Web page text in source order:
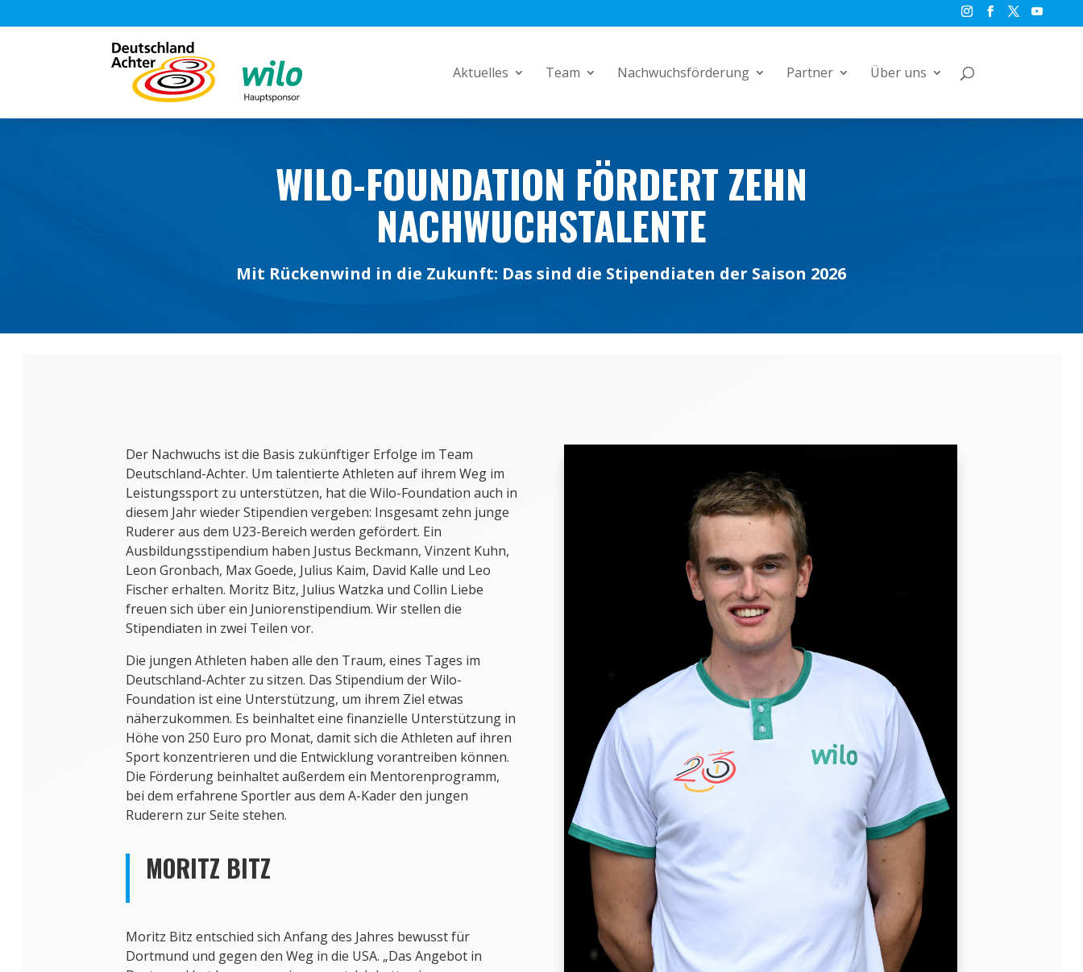
Aktuelles Team Nachwuchsförderung Partner Über uns
WILO-FOUNDATION FÖRDERT ZEHN
NACHWUCHSTALENTE
Mit Rückenwind in die Zukunft: Das sind die Stipendiaten der Saison 2026
Der Nachwuchs ist die Basis zukünftiger Erfolge im Team
Deutschland-Achter. Um talentierte Athleten auf ihrem Weg im
Leistungssport zu unterstützen, hat die Wilo-Foundation auch in
diesem Jahr wieder Stipendien vergeben: Insgesamt zehn junge
Ruderer aus dem U23-Bereich werden gefördert. Ein
Ausbildungsstipendium haben Justus Beckmann, Vinzent Kuhn,
Leon Gronbach, Max Goede, Julius Kaim, David Kalle und Leo
Fischer erhalten. Moritz Bitz, Julius Watzka und Collin Liebe
freuen sich über ein Juniorenstipendium. Wir stellen die
Stipendiaten in zwei Teilen vor.
Die jungen Athleten haben alle den Traum, eines Tages im
Deutschland-Achter zu sitzen. Das Stipendium der Wilo-
Foundation ist eine Unterstützung, um ihrem Ziel etwas
näherzukommen. Es beinhaltet eine finanzielle Unterstützung in
Höhe von 250 Euro pro Monat, damit sich die Athleten auf ihren
Sport konzentrieren und die Entwicklung vorantreiben können.
Die Förderung beinhaltet außerdem ein Mentorenprogramm,
bei dem erfahrene Sportler aus dem A-Kader den jungen
Ruderern zur Seite stehen.
MORITZ BITZ
Moritz Bitz entschied sich Anfang des Jahres bewusst für
Dortmund und gegen den Weg in die USA. „Das Angebot in